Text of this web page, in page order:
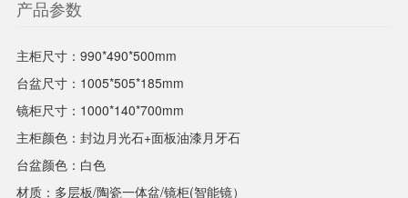
产品参数
主柜尺寸：990*490*500mm
台盆尺寸：1005*505*185mm
镜柜尺寸：1000*140*700mm
主柜颜色：封边月光石+面板油漆月牙石
台盆颜色：白色
材质：多层板/陶瓷一体盆/镜柜(智能镜）